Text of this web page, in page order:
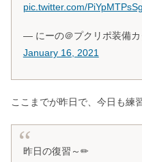
pic.twitter.com/PiYpMTPsSg
— にーの＠プクリポ装備
January 16, 2021
ここまでが昨日で、今日も練
昨日の復習～✏